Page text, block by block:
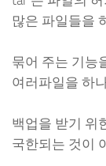
많은 파일들을
묶어 주는 기능
여러파일을 하
백업을 받기 위
국한되는 것이